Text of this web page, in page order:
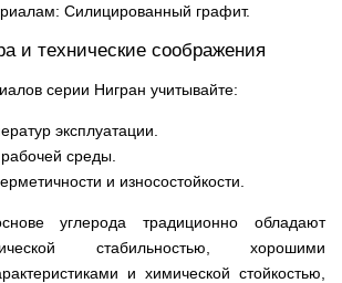
Силицированный графит.
и технические соображения
серии Нигран учитывайте:
эксплуатации.
среды.
и износостойкости.
углерода традиционно обладают
стабильностью, хорошими
и химической стойкостью,